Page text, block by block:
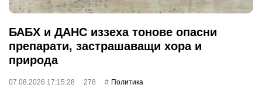
БАБХ и ДАНС иззеха тонове опасни
препарати, застрашаващи хора и
природа
07.08.2026 17:15:28 278 Политика